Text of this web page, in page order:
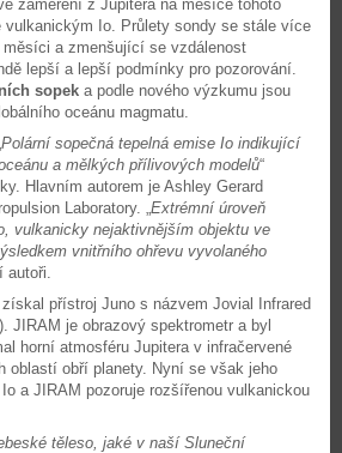
zaměření z Jupitera na měsíce tohoto
vulkanickým Io. Průlety sondy se stále více
měsíci a zmenšující se vzdálenost
lepší a lepší podmínky pro pozorování.
sopek a podle nového výzkumu jsou
oceánu magmatu.
Polární sopečná tepelná emise Io indikující
a mělkých přílivových modelů“
Hlavním autorem je Ashley Gerard
Laboratory. „Extrémní úroveň
vulkanicky nejaktivnějším objektu ve
vnitřního ohřevu vyvolaného
autoři.
přístroj Juno s názvem Jovial Infrared
). JIRAM je obrazový spektrometr a byl
horní atmosféru Jupitera v infračervené
oblastí obří planety. Nyní se však jeho
a JIRAM pozoruje rozšířenou vulkanickou
těleso, jaké v naší Sluneční